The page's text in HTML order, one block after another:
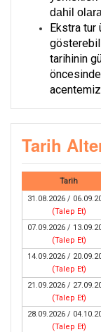
dahil
Ekstra
tarihinin
Tarih
Tarih
31.08.2026 /
(Talep Et)
07.09.2026 /
(Talep Et)
14.09.2026 /
(Talep Et)
21.09.2026 /
(Talep Et)
28.09.2026 /
(Talep Et)